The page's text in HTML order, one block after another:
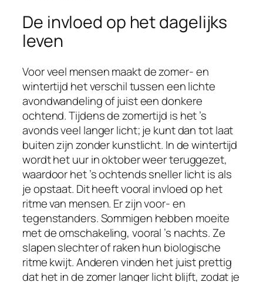
De invloed op het dagelijks
leven
Voor veel mensen maakt de zomer- en
wintertijd het verschil tussen een lichte
avondwandeling of juist een donkere
ochtend. Tijdens de zomertijd is het ’s
avonds veel langer licht; je kunt dan tot laat
buiten zijn zonder kunstlicht. In de wintertijd
wordt het uur in oktober weer teruggezet,
waardoor het ’s ochtends sneller licht is als
je opstaat. Dit heeft vooral invloed op het
ritme van mensen. Er zijn voor- en
tegenstanders. Sommigen hebben moeite
met de omschakeling, vooral ’s nachts. Ze
slapen slechter of raken hun biologische
ritme kwijt. Anderen vinden het juist prettig
dat het in de zomer langer licht blijft, zodat je